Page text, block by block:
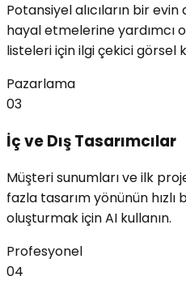
Potansiyel alıcıların bir
hayal etmelerine yardımcı
listeleri için ilgi çekici görsel
Pazarlama
03
İç ve Dış Tasarımcılar
Müşteri sunumları ve ilk
fazla tasarım yönünün
oluşturmak için AI kullanın.
Profesyonel
04